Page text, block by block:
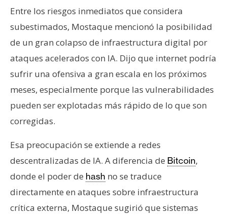
Entre los riesgos inmediatos que considera
subestimados, Mostaque mencionó la posibilidad
de un gran colapso de infraestructura digital por
ataques acelerados con IA. Dijo que internet podría
sufrir una ofensiva a gran escala en los próximos
meses, especialmente porque las vulnerabilidades
pueden ser explotadas más rápido de lo que son
corregidas.
Esa preocupación se extiende a redes
descentralizadas de IA. A diferencia de Bitcoin,
donde el poder de hash no se traduce
directamente en ataques sobre infraestructura
crítica externa, Mostaque sugirió que sistemas